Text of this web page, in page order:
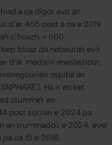
a oa digor evit an
d’ar 465 post a oa e 2019.
c’hoazh. « 600
bloaz da nebeutañ evit
d’ar medisin anesteziour,
ospital an
Ha n’eo ket
stummet en
post surjian e 2024 pa
an trummadoù e 2024, evel
oa 15 e 2018.